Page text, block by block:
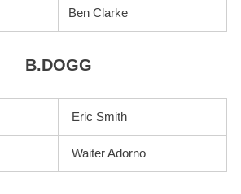
Ben Clarke
B.DOGG
Eric Smith
Waiter Adorno